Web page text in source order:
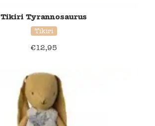
Tikiri Tyrannosaurus
Tikiri
€12,95